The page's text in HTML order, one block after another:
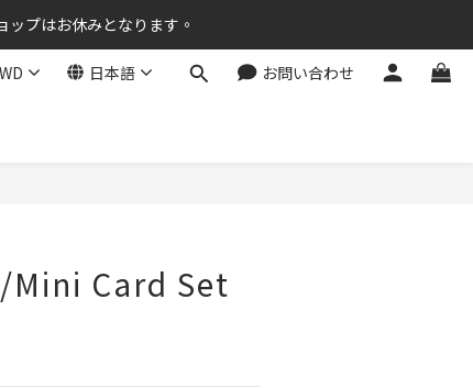
プはお休みとなります。
日本語 お問い合わせ
Mini Card Set